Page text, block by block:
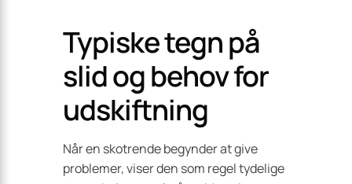
Typiske tegn på
slid og behov for
udskiftning
Når en skotrende begynder at give
problemer, viser den som regel tydelige